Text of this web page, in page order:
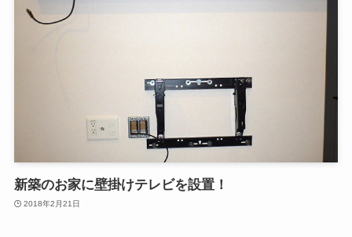
新築のお家に壁掛けテレビを設置！
2018年2月21日